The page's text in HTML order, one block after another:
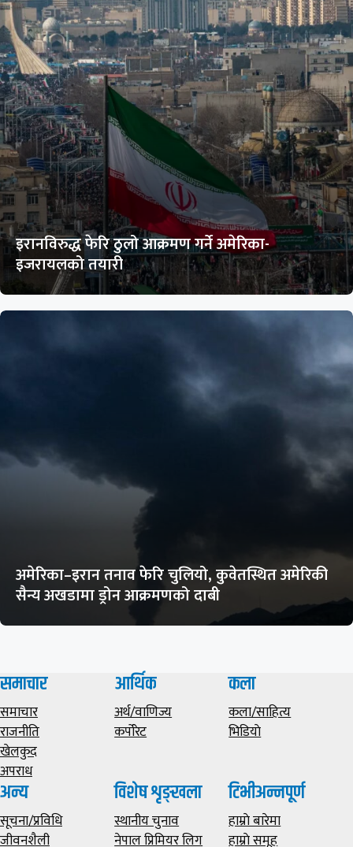
इरानविरुद्ध फेरि ठुलो आक्रमण गर्ने अमेरिका-
इजरायलको तयारी
अमेरिका–इरान तनाव फेरि चुलियो, कुवेतस्थित अमेरिकी
सैन्य अखडामा ड्रोन आक्रमणको दाबी
समाचार
समाचार
राजनीति
खेलकुद
अपराध
आर्थिक
अर्थ/वाणिज्य
कर्पोरेट
कला
कला/साहित्य
भिडियाे
अन्य
सूचना/प्रविधि
जीवनशैली
विशेष शृङ्खला
स्थानीय चुनाव
नेपाल प्रिमियर लिग
टिभीअन्नपूर्ण
हाम्राे बारेमा
हाम्राे समूह